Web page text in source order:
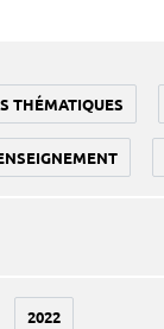
THÉMATIQUES
2022